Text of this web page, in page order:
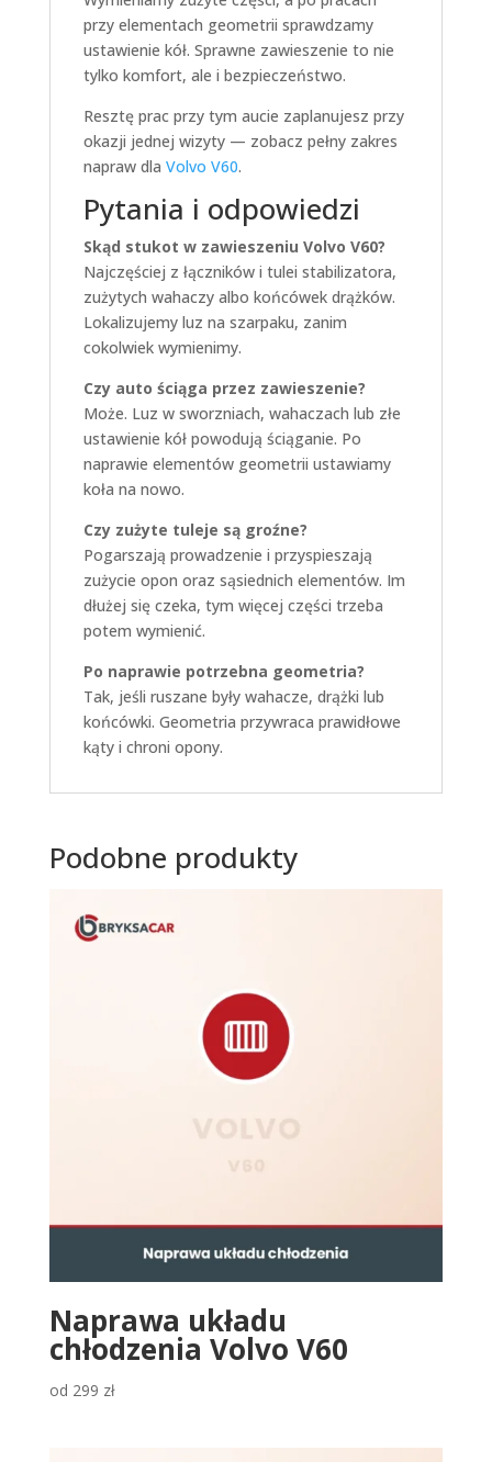
przy elementach geometrii sprawdzamy
ustawienie kół. Sprawne zawieszenie to nie
tylko komfort, ale i bezpieczeństwo.
Resztę prac przy tym aucie zaplanujesz przy
okazji jednej wizyty — zobacz pełny zakres
napraw dla Volvo V60.
Pytania i odpowiedzi
Skąd stukot w zawieszeniu Volvo V60?
Najczęściej z łączników i tulei stabilizatora,
zużytych wahaczy albo końcówek drążków.
Lokalizujemy luz na szarpaku, zanim
cokolwiek wymienimy.
Czy auto ściąga przez zawieszenie?
Może. Luz w sworzniach, wahaczach lub złe
ustawienie kół powodują ściąganie. Po
naprawie elementów geometrii ustawiamy
koła na nowo.
Czy zużyte tuleje są groźne?
Pogarszają prowadzenie i przyspieszają
zużycie opon oraz sąsiednich elementów. Im
dłużej się czeka, tym więcej części trzeba
potem wymienić.
Po naprawie potrzebna geometria?
Tak, jeśli ruszane były wahacze, drążki lub
końcówki. Geometria przywraca prawidłowe
kąty i chroni opony.
Podobne produkty
Naprawa układu
chłodzenia Volvo V60
od 299 zł